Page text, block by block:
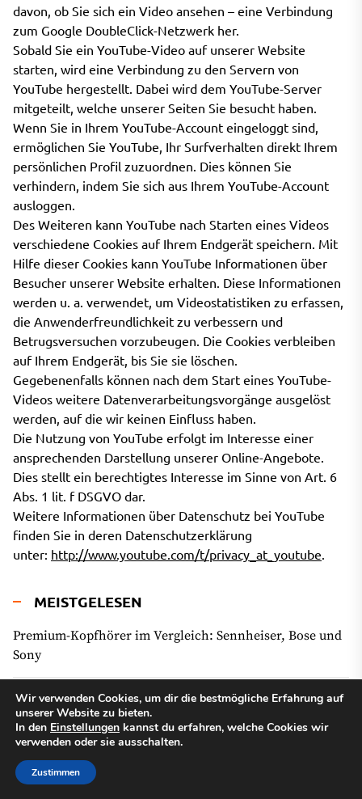
davon, ob Sie sich ein Video ansehen – eine Verbindung
zum Google DoubleClick-Netzwerk her.
Sobald Sie ein YouTube-Video auf unserer Website
starten, wird eine Verbindung zu den Servern von
YouTube hergestellt. Dabei wird dem YouTube-Server
mitgeteilt, welche unserer Seiten Sie besucht haben.
Wenn Sie in Ihrem YouTube-Account eingeloggt sind,
ermöglichen Sie YouTube, Ihr Surfverhalten direkt Ihrem
persönlichen Profil zuzuordnen. Dies können Sie
verhindern, indem Sie sich aus Ihrem YouTube-Account
ausloggen.
Des Weiteren kann YouTube nach Starten eines Videos
verschiedene Cookies auf Ihrem Endgerät speichern. Mit
Hilfe dieser Cookies kann YouTube Informationen über
Besucher unserer Website erhalten. Diese Informationen
werden u. a. verwendet, um Videostatistiken zu erfassen,
die Anwenderfreundlichkeit zu verbessern und
Betrugsversuchen vorzubeugen. Die Cookies verbleiben
auf Ihrem Endgerät, bis Sie sie löschen.
Gegebenenfalls können nach dem Start eines YouTube-
Videos weitere Datenverarbeitungsvorgänge ausgelöst
werden, auf die wir keinen Einfluss haben.
Die Nutzung von YouTube erfolgt im Interesse einer
ansprechenden Darstellung unserer Online-Angebote.
Dies stellt ein berechtigtes Interesse im Sinne von Art. 6
Abs. 1 lit. f DSGVO dar.
Weitere Informationen über Datenschutz bei YouTube
finden Sie in deren Datenschutzerklärung
unter: http://www.youtube.com/t/privacy_at_youtube.
MEISTGELESEN
Premium-Kopfhörer im Vergleich: Sennheiser, Bose und
Sony
Die Wahl für Audiophile: Hochwertige Plattenspieler im
Überblick
Plattenspieler: Klangvolle Nostalgie und Moderne
Wir verwenden Cookies, um dir die bestmögliche Erfahrung auf
unserer Website zu bieten.
In den Einstellungen kannst du erfahren, welche Cookies wir
verwenden oder sie ausschalten.
Zustimmen